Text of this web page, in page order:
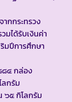
ากกระทรวง
มได้รับเงินค่า
มปีการศึกษา
๘๔ กล่อง
กรัม
๖๕ กิโลกรัม